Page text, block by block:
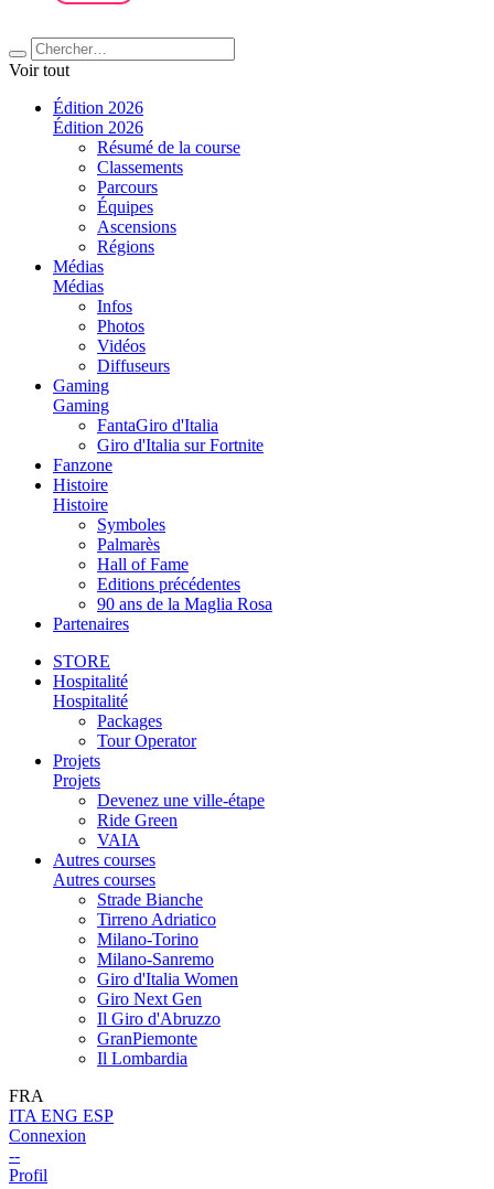
Voir tout
Édition 2026
Édition 2026
Résumé de la course
Classements
Parcours
Équipes
Ascensions
Régions
Médias
Médias
Infos
Photos
Vidéos
Diffuseurs
Gaming
Gaming
FantaGiro d'Italia
Giro d'Italia sur Fortnite
Fanzone
Histoire
Histoire
Symboles
Palmarès
Hall of Fame
Editions précédentes
90 ans de la Maglia Rosa
Partenaires
STORE
Hospitalité
Hospitalité
Packages
Tour Operator
Projets
Projets
Devenez une ville-étape
Ride Green
VAIA
Autres courses
Autres courses
Strade Bianche
Tirreno Adriatico
Milano-Torino
Milano-Sanremo
Giro d'Italia Women
Giro Next Gen
Il Giro d'Abruzzo
GranPiemonte
Il Lombardia
FRA
ITA ENG ESP
Connexion
--
Profil